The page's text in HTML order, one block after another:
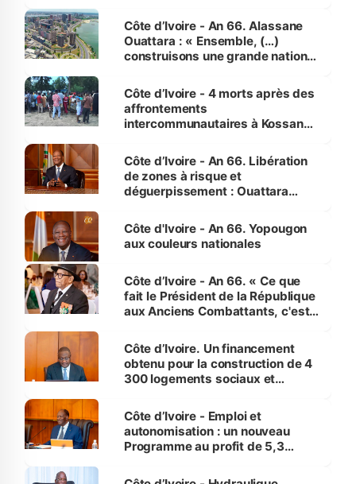
enfants
Côte d’Ivoire - An 66. Alassane
Ouattara : « Ensemble, (…)
construisons une grande nation
générations futures »
Côte d’Ivoire - 4 morts après des
affrontements
intercommunautaires à Kossandji
milieu des sinistrés
Côte d’Ivoire - An 66. Libération
de zones à risque et
déguerpissement : Ouattara
l'Etat de droit pour préserver les
vies humaines »
Côte d'Ivoire - An 66. Yopougon
aux couleurs nationales
Côte d’Ivoire - An 66. « Ce que
fait le Président de la République
aux Anciens Combattants, c'est
Côte d’Ivoire. Un financement
obtenu pour la construction de 4
300 logements sociaux et
et Yamoussoukro
Côte d’Ivoire - Emploi et
autonomisation : un nouveau
Programme au profit de 5,3